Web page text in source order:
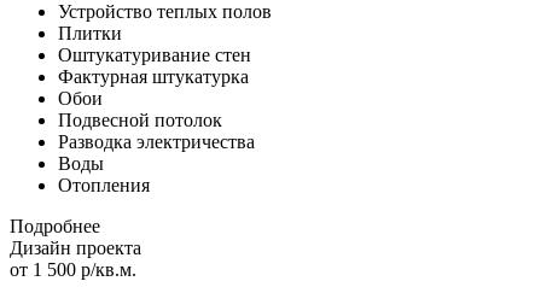
Устройство теплых полов
Плитки
Оштукатуривание стен
Фактурная штукатурка
Обои
Подвесной потолок
Разводка электричества
Воды
Отопления
Подробнее
Дизайн проекта
от 1 500 р/кв.м.